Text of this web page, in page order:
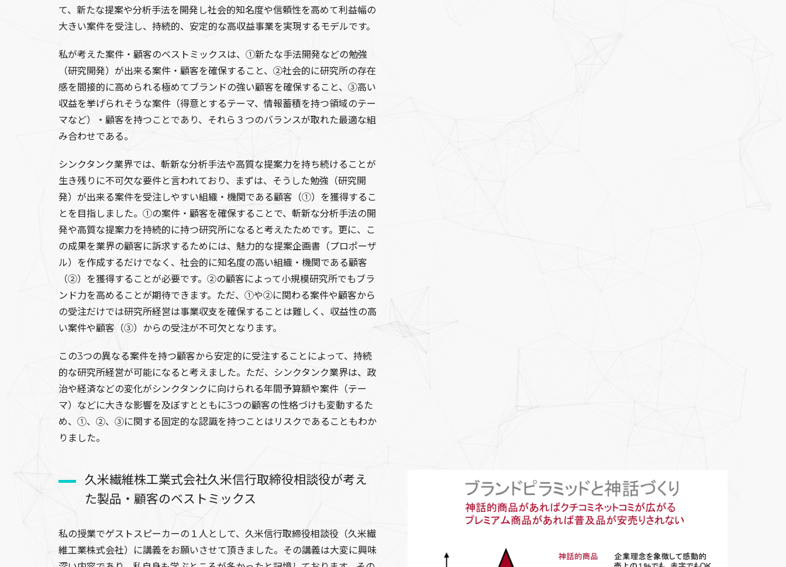
て、新たな提案や分析手法を開発し社会的知名度や信頼性を高めて利益幅の
大きい案件を受注し、持続的、安定的な高収益事業を実現するモデルです。
私が考えた案件・顧客のベストミックスは、①新たな手法開発などの勉強
（研究開発）が出来る案件・顧客を確保すること、②社会的に研究所の存在
感を間接的に高められる極めてブランドの強い顧客を確保すること、③高い
収益を挙げられそうな案件（得意とするテーマ、情報蓄積を持つ領域のテー
マなど）・顧客を持つことであり、それら３つのバランスが取れた最適な組
み合わせである。
シンクタンク業界では、斬新な分析手法や高質な提案力を持ち続けることが
生き残りに不可欠な要件と言われており、まずは、そうした勉強（研究開
発）が出来る案件を受注しやすい組織・機関である顧客（①）を獲得するこ
とを目指しました。①の案件・顧客を確保することで、斬新な分析手法の開
発や高質な提案力を持続的に持つ研究所になると考えたためです。更に、こ
の成果を業界の顧客に訴求するためには、魅力的な提案企画書（プロポーザ
ル）を作成するだけでなく、社会的に知名度の高い組織・機関である顧客
（②）を獲得することが必要です。②の顧客によって小規模研究所でもブラ
ンド力を高めることが期待できます。ただ、①や②に関わる案件や顧客から
の受注だけでは研究所経営は事業収支を確保することは難しく、収益性の高
い案件や顧客（③）からの受注が不可欠となります。
この3つの異なる案件を持つ顧客から安定的に受注することによって、持続
的な研究所経営が可能になると考えました。ただ、シンクタンク業界は、政
治や経済などの変化がシンクタンクに向けられる年間予算額や案件（テー
マ）などに大きな影響を及ぼすとともに3つの顧客の性格づけも変動するた
め、①、②、③に関する固定的な認識を持つことはリスクであることもわか
りました。
久米繊維株工業式会社久米信行取締役相談役が考え
た製品・顧客のベストミックス
私の授業でゲストスピーカーの１人として、久米信行取締役相談役（久米繊
維工業株式会社）に講義をお願いさせて頂きました。その講義は大変に興味